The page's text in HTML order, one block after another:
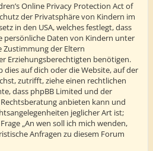
Online Privacy Protection Act of
der Privatsphäre von Kindern im
in den USA, welches festlegt, dass
persönliche Daten von Kindern unter
Zustimmung der Eltern
Erziehungsberechtigten benötigen.
auf dich oder die Website, auf der
zutrifft, ziehe einen rechtlichen
dass phpBB Limited und der
anbieten kann und
jeglicher Art ist;
„An wen soll ich mich wenden,
Anfragen zu diesem Forum